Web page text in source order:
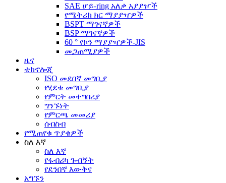
SAE ሆይ-ring አለቃ አያያዦች
የሜትሪክ ክር ማያያዣዎች
BSPT ማገናኛዎች
BSP ማገናኛዎች
60 ° የኮን ማያያዣዎች-JIS
መጋጠሚያዎች
ዜና
ቴክኖሎጂ
ISO መደበኛ መግቢያ
የሂደቱ መግቢያ
የምርት መተግበሪያ
ግንኙነት
የምርጫ መመሪያ
ሰብስብ
የሚጠየቁ ጥያቄዎች
ስለ እኛ
ስለ እኛ
የፋብሪካ ጉብኝት
የደንበኛ እውቅና
አግኙን